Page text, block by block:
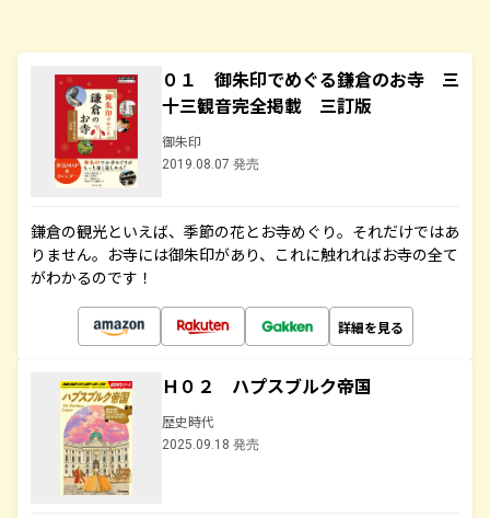
０１ 御朱印でめぐる鎌倉のお寺 三
十三観音完全掲載 三訂版
御朱印
2019.08.07 発売
鎌倉の観光といえば、季節の花とお寺めぐり。それだけではあ
りません。お寺には御朱印があり、これに触れればお寺の全て
がわかるのです！
詳細を見る
Ｈ０２ ハプスブルク帝国
歴史時代
2025.09.18 発売